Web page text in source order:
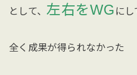
として、左右をWG にし
全く成果が得られなかった